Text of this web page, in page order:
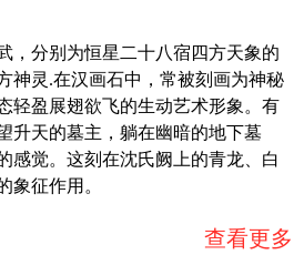
，分别为恒星二十八宿四方天象的
神灵.在汉画石中，常被刻画为神秘
轻盈展翅欲飞的生动艺术形象。有
升天的墓主，躺在幽暗的地下墓
感觉。这刻在沈氏阙上的青龙、白
象征作用。
查看更多